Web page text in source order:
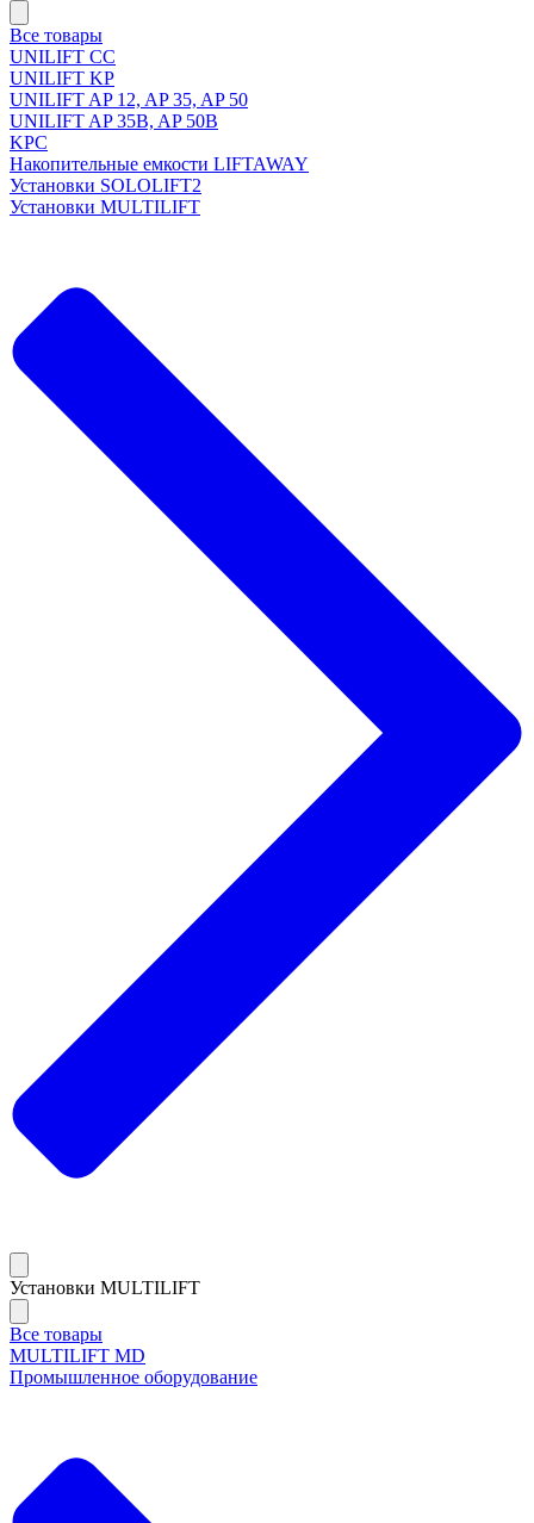
Все товары
UNILIFT CC
UNILIFT KP
UNILIFT AP 12, AP 35, AP 50
UNILIFT AP 35B, AP 50B
KPC
Накопительные емкости LIFTAWAY
Установки SOLOLIFT2
Установки MULTILIFT
Установки MULTILIFT
Все товары
MULTILIFT MD
Промышленное оборудование